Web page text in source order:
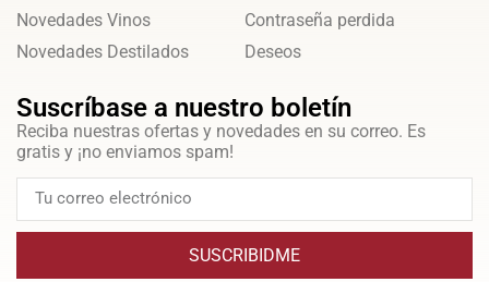
Novedades Vinos
Novedades Destilados
Contraseña perdida
Deseos
Suscríbase a nuestro boletín
Reciba nuestras ofertas y novedades en su correo. Es
gratis y ¡no enviamos spam!
SUSCRIBIDME